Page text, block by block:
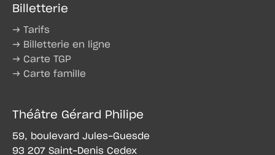
Billetterie
→ Tarifs
→ Billetterie en ligne
→ Carte TGP
→ Carte famille
Théâtre Gérard Philipe
59, boulevard Jules-Guesde
93 207 Saint-Denis Cedex